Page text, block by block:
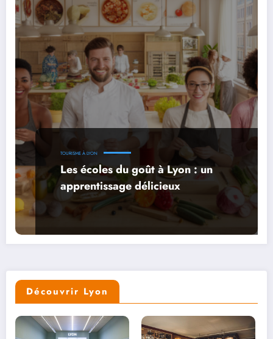
TOURISME À LYON
Les écoles du goût à Lyon : un
apprentissage délicieux
Découvrir Lyon